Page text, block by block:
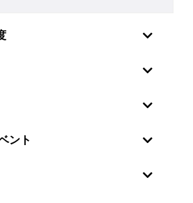
ント